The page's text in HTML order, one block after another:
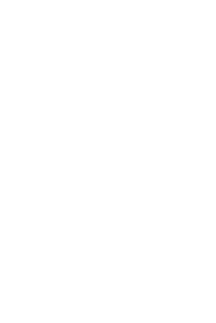
képek készülhetnek a sikítozó
helyen, ablaknál és
a vaku nélküli kép
és egy gyönyörű
ki!